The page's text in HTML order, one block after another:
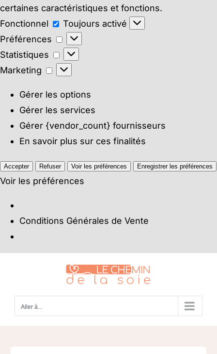
certaines caractéristiques et fonctions.
Fonctionnel
Fonctionnel
Toujours activé
Préférences
Préférences
Statistiques
Statistiques
Marketing
Marketing
Gérer les options
Gérer les services
Gérer {vendor_count} fournisseurs
En savoir plus sur ces finalités
Accepter Refuser Voir les préférences Enregistrer les préférences
Voir les préférences
Conditions Générales de Vente
Aller à...